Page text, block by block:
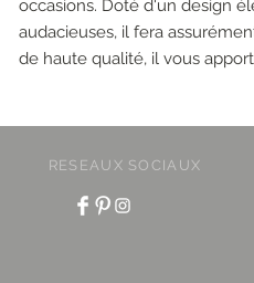
occasions. Doté d'un design
audacieuses, il fera
de haute qualité, il vous
RESEAUX SOCIAUX